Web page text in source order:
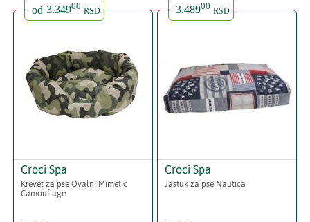
od 3.34900 RSD
Croci Spa
Krevet za pse Ovalni Mimetic
Camouflage
3.48900 RSD
Croci Spa
Jastuk za pse Nautica